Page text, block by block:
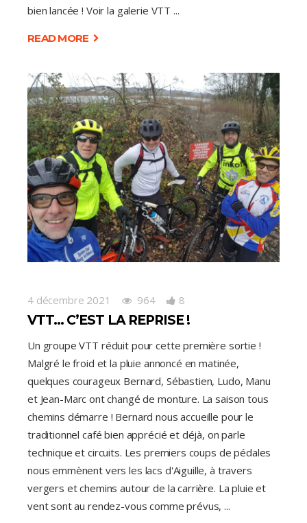
bien lancée ! Voir la galerie VTT
READ MORE
4 décembre 2021 964 8
VTT… C’EST LA REPRISE !
Un groupe VTT réduit pour cette première sortie !
Malgré le froid et la pluie annoncé en matinée,
quelques courageux Bernard, Sébastien, Ludo, Manu
et Jean-Marc ont changé de monture. La saison tous
chemins démarre ! Bernard nous accueille pour le
traditionnel café bien apprécié et déjà, on parle
technique et circuits. Les premiers coups de pédales
nous emmènent vers les lacs d'Aiguille, à travers
vergers et chemins autour de la carrière. La pluie et
vent sont au rendez-vous comme prévus,